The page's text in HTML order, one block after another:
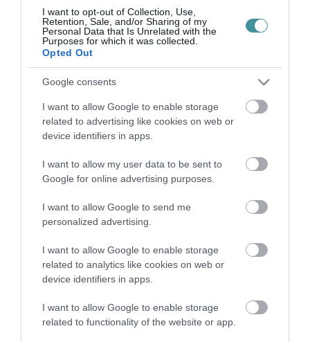
I want to opt-out of Collection, Use,
Retention, Sale, and/or Sharing of my
Personal Data that Is Unrelated with the
Purposes for which it was collected.
Opted Out
Google consents
I want to allow Google to enable storage
related to advertising like cookies on web or
device identifiers in apps.
I want to allow my user data to be sent to
Google for online advertising purposes.
I want to allow Google to send me
personalized advertising.
I want to allow Google to enable storage
related to analytics like cookies on web or
device identifiers in apps.
I want to allow Google to enable storage
related to functionality of the website or app.
átruházásával és elhelyezésével kapcsolatos feladatok ellátásáról
szóló kormányrendeletet, amely részletesen szabályozza az
ebrendésze...
ÖRÖKBEFOGADÁSI KAMPÁNY
Ahogy korábban beszámoltunk róla, az Állatokat Védjük Együtt
Alapítvány kampányt indított a menhelyen élő állatok
csatlakozott. A társulat régi...
KUTYÁKNAK
2022. március 04|Eger ügye
hiszem, hogy e szabályozás okait mélyebben boncolgatnom
kellene – kezdi Társy Diána –, ám nyilván szükség volt rá, arról
nem is besz...
224 ÁLLAT VÁRJA A SEGÍTSÉGET: ADOMÁNYOKRA VAN
SZÜKSÉGE AZ EGRI MENHELYNEK